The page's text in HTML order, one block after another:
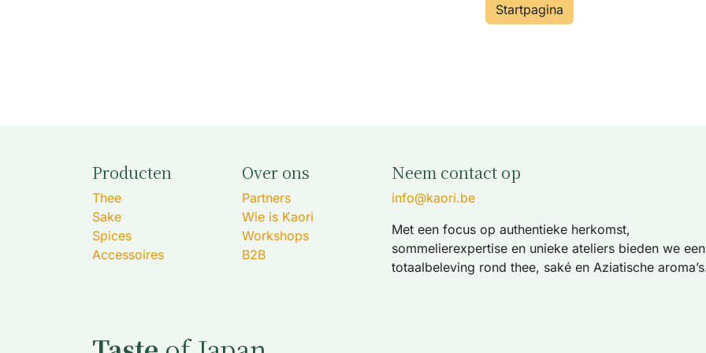
Startpagina
Producten
Thee
Sake
Spices
Accessoires
Over ons
Partners
Wie is Kaori
Workshops
B2B
Neem contact op
info@kaori.be
Met een focus op authentieke herkomst,
sommelierexpertise en unieke ateliers bieden we een
totaalbeleving rond thee, saké en Aziatische